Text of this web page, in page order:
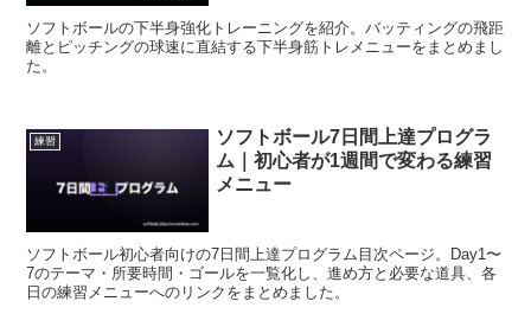
ソフトボールの下半身強化トレーニングを紹介。バッティングの飛距
離とピッチングの球速に直結する下半身筋トレメニューをまとめまし
た。
練習
ソフトボール7日間上達プログラ
ム｜初心者が1週間で変わる練習
メニュー
ソフトボール初心者向けの7日間上達プログラム目次ページ。Day1〜
7のテーマ・所要時間・ゴールを一覧化し、進め方と必要な道具、各
日の練習メニューへのリンクをまとめました。